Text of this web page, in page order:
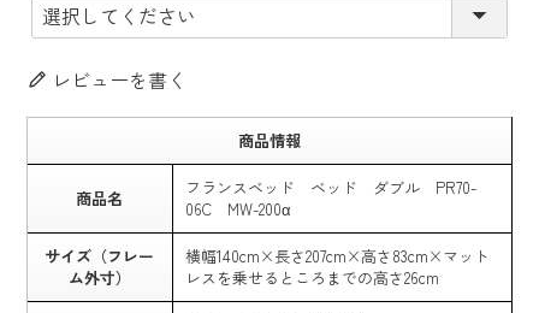
レビューを書く
商品情報
商品名
フランスベッド ベッド ダブル PR70-
06C MW-200α
サイズ（フレー
ム外寸）
横幅140cm×長さ207cm×高さ83cm×マット
レスを乗せるところまでの高さ26cm